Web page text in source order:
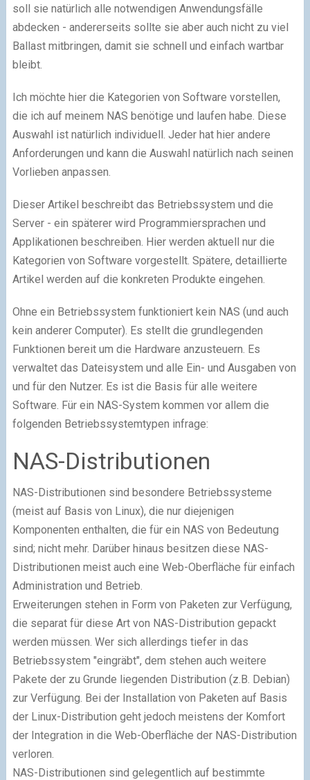
soll sie natürlich alle notwendigen Anwendungsfälle
abdecken - andererseits sollte sie aber auch nicht zu viel
Ballast mitbringen, damit sie schnell und einfach wartbar
bleibt.
Ich möchte hier die Kategorien von Software vorstellen,
die ich auf meinem NAS benötige und laufen habe. Diese
Auswahl ist natürlich individuell. Jeder hat hier andere
Anforderungen und kann die Auswahl natürlich nach seinen
Vorlieben anpassen.
Dieser Artikel beschreibt das Betriebssystem und die
Server - ein späterer wird Programmiersprachen und
Applikationen beschreiben. Hier werden aktuell nur die
Kategorien von Software vorgestellt. Spätere, detaillierte
Artikel werden auf die konkreten Produkte eingehen.
Ohne ein Betriebssystem funktioniert kein NAS (und auch
kein anderer Computer). Es stellt die grundlegenden
Funktionen bereit um die Hardware anzusteuern. Es
verwaltet das Dateisystem und alle Ein- und Ausgaben von
und für den Nutzer. Es ist die Basis für alle weitere
Software. Für ein NAS-System kommen vor allem die
folgenden Betriebssystemtypen infrage:
NAS-Distributionen
NAS-Distributionen sind besondere Betriebssysteme
(meist auf Basis von Linux), die nur diejenigen
Komponenten enthalten, die für ein NAS von Bedeutung
sind; nicht mehr. Darüber hinaus besitzen diese NAS-
Distributionen meist auch eine Web-Oberfläche für einfach
Administration und Betrieb.
Erweiterungen stehen in Form von Paketen zur Verfügung,
die separat für diese Art von NAS-Distribution gepackt
werden müssen. Wer sich allerdings tiefer in das
Betriebssystem "eingräbt", dem stehen auch weitere
Pakete der zu Grunde liegenden Distribution (z.B. Debian)
zur Verfügung. Bei der Installation von Paketen auf Basis
der Linux-Distribution geht jedoch meistens der Komfort
der Integration in die Web-Oberfläche der NAS-Distribution
verloren.
NAS-Distributionen sind gelegentlich auf bestimmte